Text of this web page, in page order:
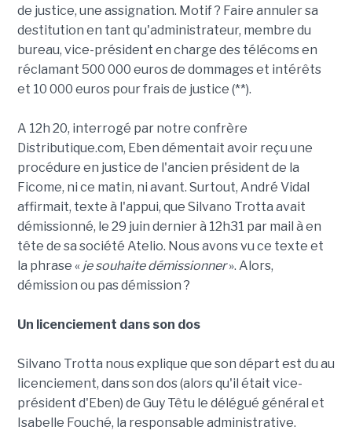
de justice, une assignation. Motif ? Faire annuler sa
destitution en tant qu'administrateur, membre du
bureau, vice-président en charge des télécoms en
réclamant 500 000 euros de dommages et intérêts
et 10 000 euros pour frais de justice (**).
A 12h 20, interrogé par notre confrère
Distributique.com, Eben démentait avoir reçu une
procédure en justice de l'ancien président de la
Ficome, ni ce matin, ni avant. Surtout, André Vidal
affirmait, texte à l'appui, que Silvano Trotta avait
démissionné, le 29 juin dernier à 12h31 par mail à en
tête de sa société Atelio. Nous avons vu ce texte et
la phrase « je souhaite démissionner». Alors,
démission ou pas démission ?
Un licenciement dans son dos
Silvano Trotta nous explique que son départ est du au
licenciement, dans son dos (alors qu'il était vice-
président d'Eben) de Guy Têtu le délégué général et
Isabelle Fouché, la responsable administrative.